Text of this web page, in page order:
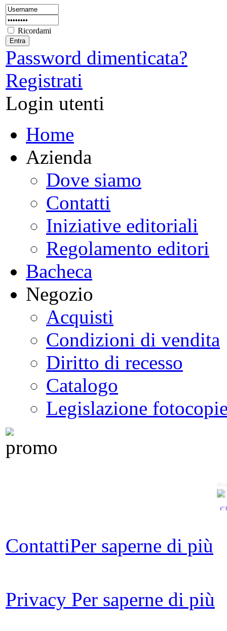
Ricordami
Password dimenticata?
Registrati
Login utenti
Home
Azienda
Dove siamo
Contatti
Iniziative editoriali
Regolamento editori
Bacheca
Negozio
Acquisti
Condizioni di vendita
Diritto di recesso
Catalogo
Legislazione
ContattiPer saperne di più
Privacy Per saperne di più